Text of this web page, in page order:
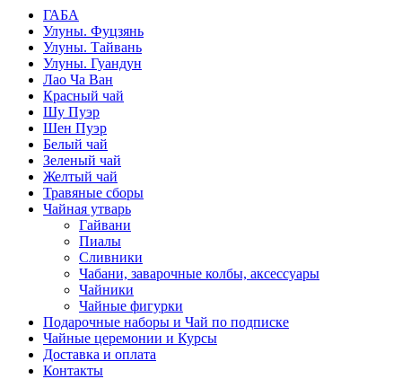
ГАБА
Улуны. Фуцзянь
Улуны. Тайвань
Улуны. Гуандун
Лао Ча Ван
Красный чай
Шу Пуэр
Шен Пуэр
Белый чай
Зеленый чай
Желтый чай
Травяные сборы
Чайная утварь
Гайвани
Пиалы
Сливники
Чабани, заварочные колбы, аксессуары
Чайники
Чайные фигурки
Подарочные наборы и Чай по подписке
Чайные церемонии и Курсы
Доставка и оплата
Контакты